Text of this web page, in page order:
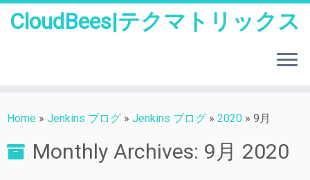
to
CloudBees|テクマトリックス
Home » Jenkins ブログ » Jenkins ブログ » 2020 » 9月
Monthly Archives: 9月 2020